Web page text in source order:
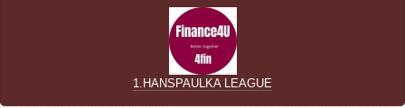
1.HANSPAULKA LEAGUE